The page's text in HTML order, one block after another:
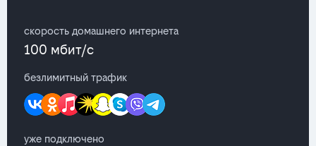
скорость домашнего интернета
100 мбит/с
безлимитный трафик
уже подключено